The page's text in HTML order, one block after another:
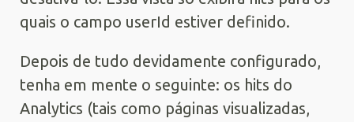
quais o campo userId estiver definido.
Depois de tudo devidamente configurado,
tenha em mente o seguinte: os hits do
Analytics (tais como páginas visualizadas,